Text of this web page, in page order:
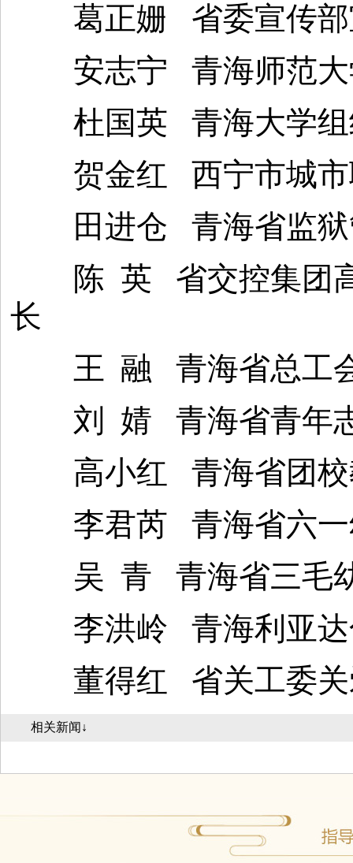
葛正姗 省委宣传部
安志宁 青海师范大
杜国英 青海大学组
贺金红 西宁市城市
田进仓 青海省监狱
陈 英 省交控集团高
长
王 融 青海省总工会
刘 婧 青海省青年志
高小红 青海省团校
李君芮 青海省六一
吴 青 青海省三毛幼
李洪岭 青海利亚达
董得红 省关工委关
相关新闻↓